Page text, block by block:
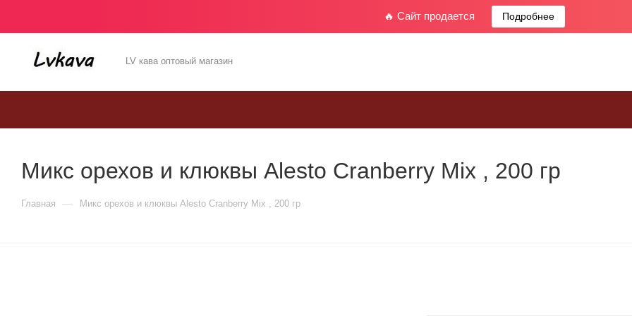
🔥 Сайт продается Подробнее
LV кава оптовый магазин
Микс орехов и клюквы Alesto Cranberry Mix , 200 гр
Главная — Микс орехов и клюквы Alesto Cranberry Mix , 200 гр